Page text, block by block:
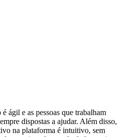
ágil e as pessoas que trabalham
dispostas a ajudar. Além disso,
na plataforma é intuitivo, sem